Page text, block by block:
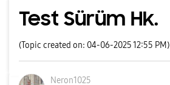
Test Sürüm Hk.
(Topic created on: 04-06-2025 12:55 PM)
Neron1025